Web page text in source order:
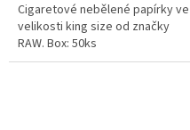
Cigaretové nebělené papírky ve
velikosti king size od značky
RAW. Box: 50ks